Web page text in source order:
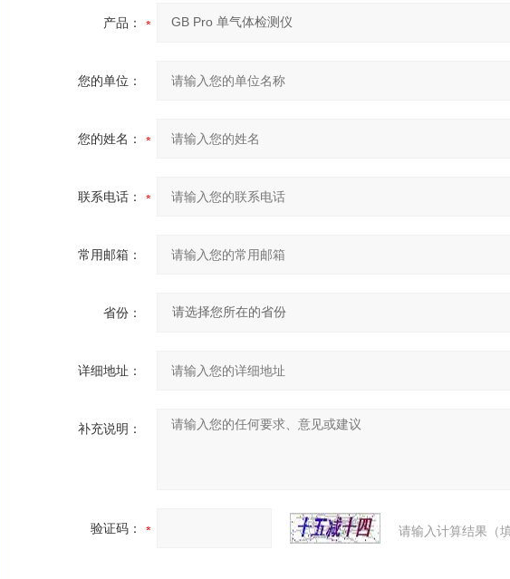
产品：
您的单位：
您的姓名：
联系电话：
常用邮箱：
省份：
详细地址：
补充说明：
验证码： 请输入计算结果（